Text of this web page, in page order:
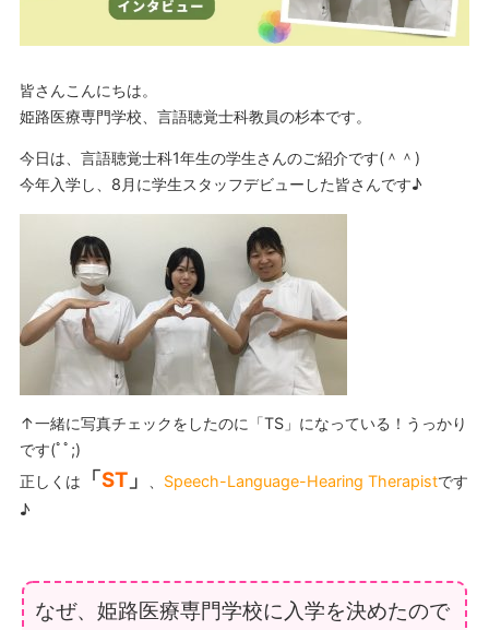
皆さんこんにちは。
姫路医療専門学校、言語聴覚士科教員の杉本です。
今日は、言語聴覚士科1年生の学生さんのご紹介です(＾＾)
今年入学し、8月に学生スタッフデビューした皆さんです♪
↑一緒に写真チェックをしたのに「TS」になっている！うっかり
です(ﾟﾟ;)
正しくは
「ST」 Speech-Language-Hearing Therapistです
♪
なぜ、姫路医療専門学校に入学を決めたので